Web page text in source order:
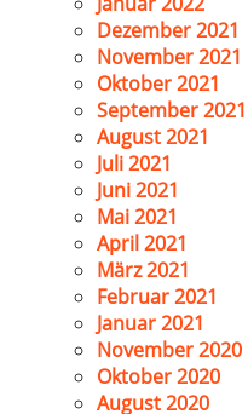
Dezember 2021
November 2021
Oktober 2021
September 2021
August 2021
Juli 2021
Juni 2021
Mai 2021
April 2021
März 2021
Februar 2021
Januar 2021
November 2020
Oktober 2020
August 2020